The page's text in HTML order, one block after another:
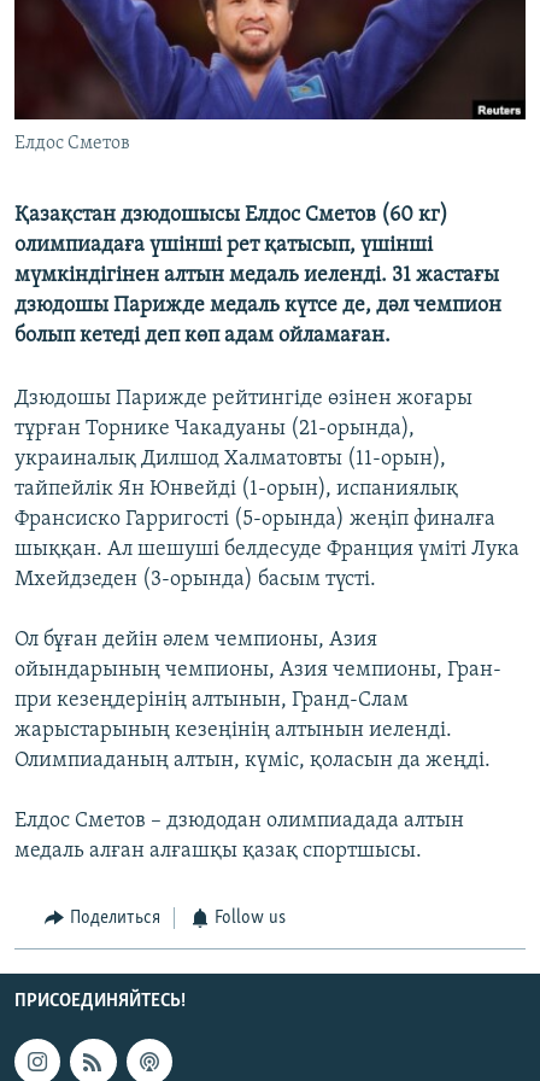
Елдос Сметов
Қазақстан дзюдошысы Елдос Сметов (60 кг)
олимпиадаға үшінші рет қатысып, үшінші
мүмкіндігінен алтын медаль иеленді. 31 жастағы
дзюдошы Парижде медаль күтсе де, дәл чемпион
болып кетеді деп көп адам ойламаған.
Дзюдошы Парижде рейтингіде өзінен жоғары
тұрған Торнике Чакадуаны (21-орында),
украиналық Дилшод Халматовты (11-орын),
тайпейлік Ян Юнвейді (1-орын), испаниялық
Франсиско Гарригості (5-орында) жеңіп финалға
шыққан. Ал шешуші белдесуде Франция үміті Лука
Мхейдзеден (3-орында) басым түсті.
Ол бұған дейін әлем чемпионы, Азия
ойындарының чемпионы, Азия чемпионы, Гран-
при кезеңдерінің алтынын, Гранд-Слам
жарыстарының кезеңінің алтынын иеленді.
Олимпиаданың алтын, күміс, қоласын да жеңді.
Елдос Сметов – дзюдодан олимпиадада алтын
медаль алған алғашқы қазақ спортшысы.
Поделиться Follow us
ПРИСОЕДИНЯЙТЕСЬ!